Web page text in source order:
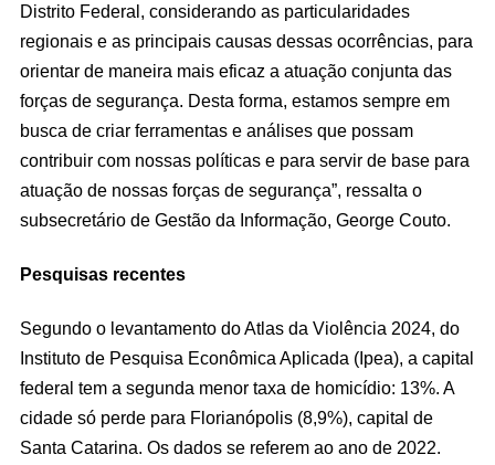
Distrito Federal, considerando as particularidades
regionais e as principais causas dessas ocorrências, para
orientar de maneira mais eficaz a atuação conjunta das
forças de segurança. Desta forma, estamos sempre em
busca de criar ferramentas e análises que possam
contribuir com nossas políticas e para servir de base para
atuação de nossas forças de segurança”, ressalta o
subsecretário de Gestão da Informação, George Couto.
Pesquisas recentes
Segundo o levantamento do Atlas da Violência 2024, do
Instituto de Pesquisa Econômica Aplicada (Ipea), a capital
federal tem a segunda menor taxa de homicídio: 13%. A
cidade só perde para Florianópolis (8,9%), capital de
Santa Catarina. Os dados se referem ao ano de 2022.